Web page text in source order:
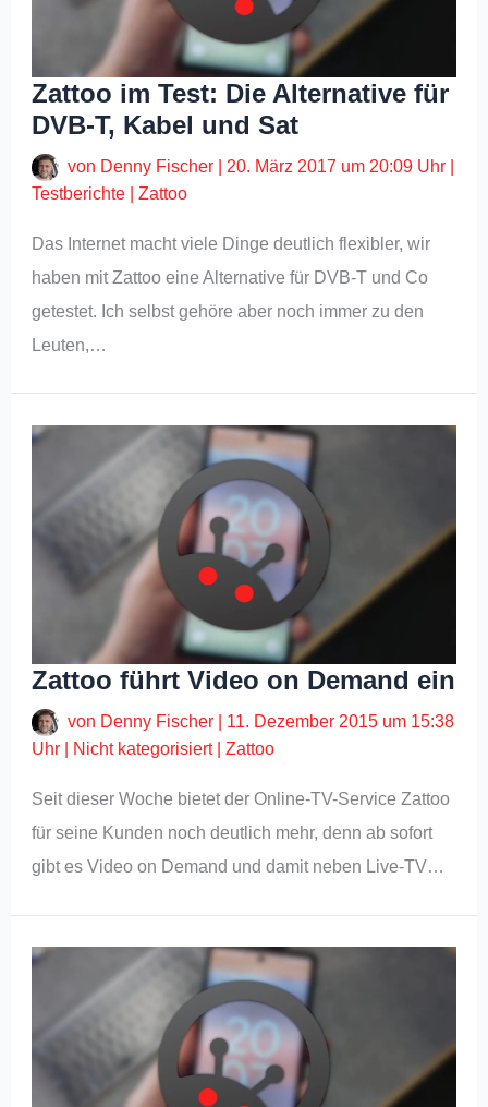
Zattoo im Test: Die Alternative für
DVB-T, Kabel und Sat
von Denny Fischer 20. März 2017 um 20:09 Uhr
Testberichte |Zattoo
Das Internet macht viele Dinge deutlich flexibler, wir
haben mit Zattoo eine Alternative für DVB-T und Co
getestet. Ich selbst gehöre aber noch immer zu den
Leuten,…
Zattoo führt Video on Demand ein
von Denny Fischer
11. Dezember 2015 um 15:38
Uhr
Nicht kategorisiert|Zattoo
Seit dieser Woche bietet der Online-TV-Service Zattoo
für seine Kunden noch deutlich mehr, denn ab sofort
gibt es Video on Demand und damit neben Live-TV…